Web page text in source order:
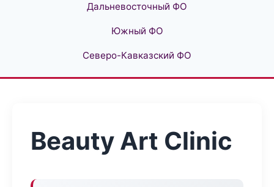
Дальневосточный ФО
Южный ФО
Северо-Кавказский ФО
Beauty Art Clinic